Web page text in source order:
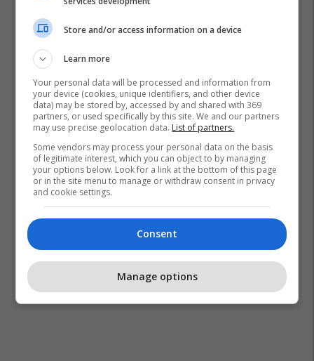
Ligji Për Automjete
Bekim Haxhiu
Komisioni Për Bujqësi
Store and/or access information on a device
Learn more
Your personal data will be processed and information from
your device (cookies, unique identifiers, and other device
data) may be stored by, accessed by and shared with 369
partners, or used specifically by this site. We and our partners
may use precise geolocation data. List of partners.
Some vendors may process your personal data on the basis
of legitimate interest, which you can object to by managing
your options below. Look for a link at the bottom of this page
or in the site menu to manage or withdraw consent in privacy
and cookie settings.
Consent
Manage options